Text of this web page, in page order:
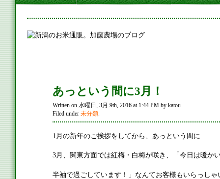
あっという間に3月！
Written on 水曜日, 3月 9th, 2016 at 1:44 PM by katou
Filed under 未分類.
1月の新年のご挨拶をしてから、あっという間に
3月、関東方面では紅梅・白梅が咲き、「今日は暖か
半袖で過ごしています！」なんてお客様もいらっし